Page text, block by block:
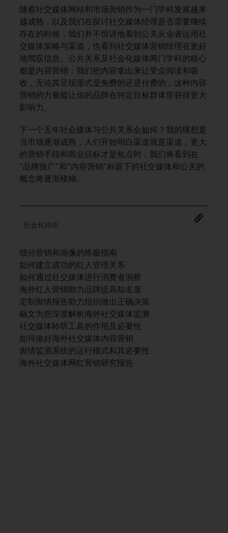
随着社交媒体网站和市场营销作为一门学科发展越来
越成熟，以及我们在探讨社交媒体经理是否需要继续
存在的时候，我们并不惊讶地看到公关从业者运用社
交媒体策略与渠道，也看到社交媒体营销经理在更好
地驾驭信息。公共关系及社会化媒体两门学科的核心
都是内容营销：我们把内容拿出来让受众阅读和吸
收，无论其呈现形式是免费的还是付费的，这种内容
营销的力量能让你的品牌在特定目标群体里获得更大
影响力。
下一个五年社会媒体与公共关系会如何？我的猜想是
当市场逐渐成熟，人们开始明白渠道就是渠道，更大
的营销手段和商业目标才是焦点时，我们将看到在
“品牌推广”和“内容营销”标题下的社交媒体和公关的
概念将逐渐模糊。
社会化聆听
细分营销和画像的终极指南
如何建立成功的红人管理关系
如何通过社交媒体进行消费者洞察
海外红人营销助力品牌提高知名度
定制舆情报告助力组织做出正确决策
融文为您深度解析海外社交媒体监测
社交媒体聆听工具的作用及必要性
如何做好海外社交媒体内容营销
舆情监测系统的运行模式和其必要性
海外社交媒体网红营销研究报告